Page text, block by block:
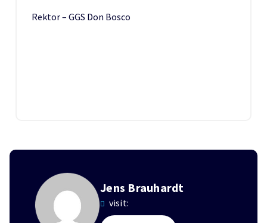
Rektor – GGS Don Bosco
Jens Brauhardt
visit: